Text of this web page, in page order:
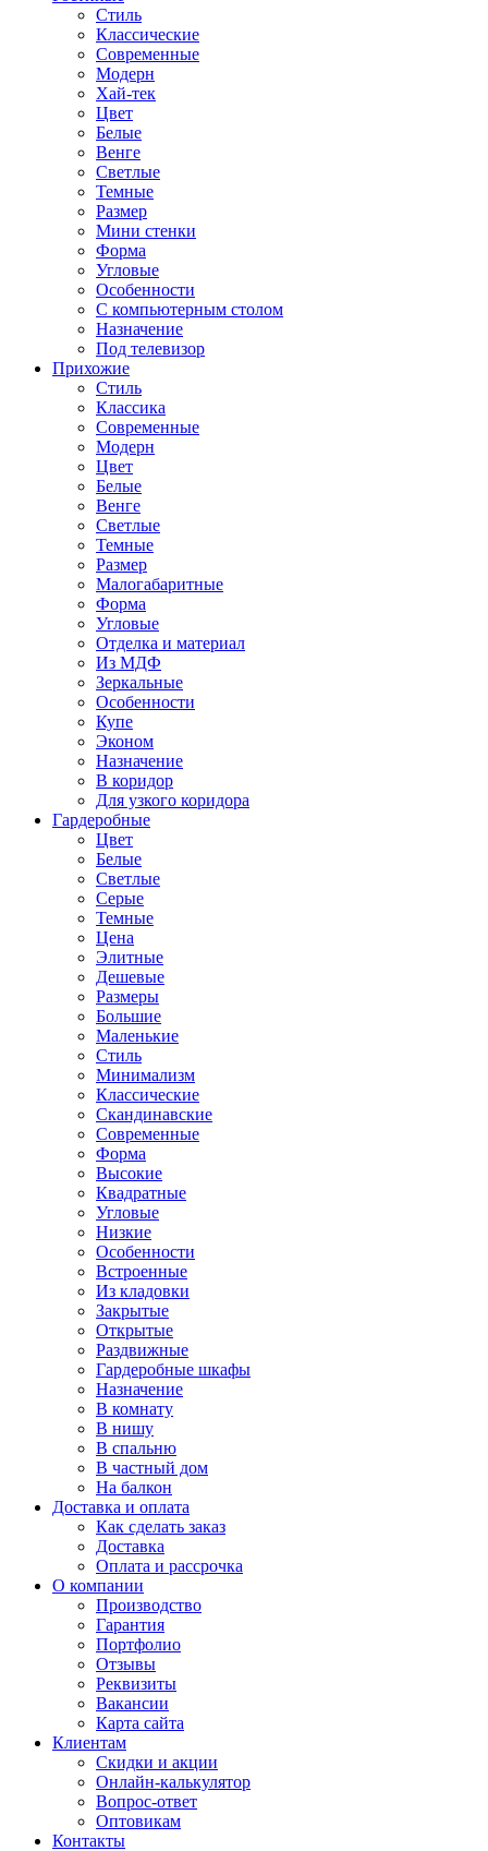
Стиль
Классические
Современные
Модерн
Хай-тек
Цвет
Белые
Венге
Светлые
Темные
Размер
Мини стенки
Форма
Угловые
Особенности
С компьютерным столом
Назначение
Под телевизор
Прихожие
Стиль
Классика
Современные
Модерн
Цвет
Белые
Венге
Светлые
Темные
Размер
Малогабаритные
Форма
Угловые
Отделка и материал
Из МДФ
Зеркальные
Особенности
Купе
Эконом
Назначение
В коридор
Для узкого коридора
Гардеробные
Цвет
Белые
Светлые
Серые
Темные
Цена
Элитные
Дешевые
Размеры
Большие
Маленькие
Стиль
Минимализм
Классические
Скандинавские
Современные
Форма
Высокие
Квадратные
Угловые
Низкие
Особенности
Встроенные
Из кладовки
Закрытые
Открытые
Раздвижные
Гардеробные шкафы
Назначение
В комнату
В нишу
В спальню
В частный дом
На балкон
Доставка и оплата
Как сделать заказ
Доставка
Оплата и рассрочка
О компании
Производство
Гарантия
Портфолио
Отзывы
Реквизиты
Вакансии
Карта сайта
Клиентам
Скидки и акции
Онлайн-калькулятор
Вопрос-ответ
Оптовикам
Контакты